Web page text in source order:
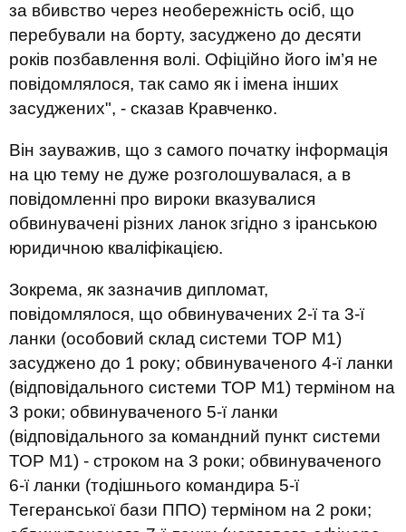
за вбивство через необережність осіб, що
перебували на борту, засуджено до десяти
років позбавлення волі. Офіційно його ім’я не
повідомлялося, так само як і імена інших
засуджених", - сказав Кравченко.
Він зауважив, що з самого початку інформація
на цю тему не дуже розголошувалася, а в
повідомленні про вироки вказувалися
обвинувачені різних ланок згідно з іранською
юридичною кваліфікацією.
Зокрема, як зазначив дипломат,
повідомлялося, що обвинувачених 2-ї та 3-ї
ланки (особовий склад системи ТОР М1)
засуджено до 1 року; обвинуваченого 4-ї ланки
(відповідального системи ТОР М1) терміном на
3 роки; обвинуваченого 5-ї ланки
(відповідального за командний пункт системи
ТОР М1) - строком на 3 роки; обвинуваченого
6-ї ланки (тодішнього командира 5-ї
Тегеранської бази ППО) терміном на 2 роки;